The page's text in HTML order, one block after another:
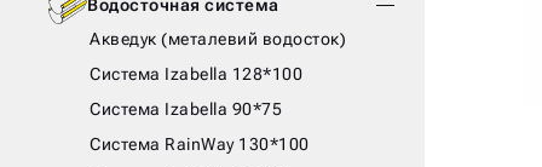
Водосточная система
Акведук (металевий водосток)
Система Izabella 128*100
Система Izabella 90*75
Система RainWay 130*100